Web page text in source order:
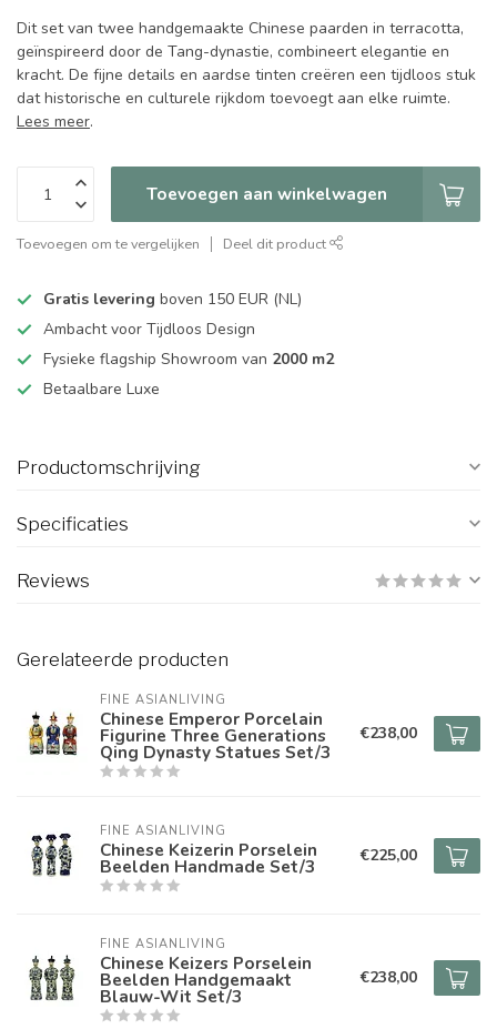
Dit set van twee handgemaakte Chinese paarden in terracotta,
geïnspireerd door de Tang-dynastie, combineert elegantie en
kracht. De fijne details en aardse tinten creëren een tijdloos stuk
dat historische en culturele rijkdom toevoegt aan elke ruimte.
Lees meer.
Toevoegen aan winkelwagen
Toevoegen om te vergelijken Deel dit product
Gratis levering boven 150 EUR (NL)
Ambacht voor Tijdloos Design
Fysieke flagship Showroom van 2000 m2
Betaalbare Luxe
Productomschrijving
Specificaties
Reviews
Gerelateerde producten
FINE ASIANLIVING
Chinese Emperor Porcelain
Figurine Three Generations
Qing Dynasty Statues Set/3
€238,00
FINE ASIANLIVING
Chinese Keizerin Porselein
Beelden Handmade Set/3 €225,00
FINE ASIANLIVING
Chinese Keizers Porselein
Beelden Handgemaakt
Blauw-Wit Set/3
€238,00